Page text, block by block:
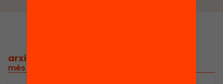
arxiu històric
més de 2.800 recerques i tesis des del 1969